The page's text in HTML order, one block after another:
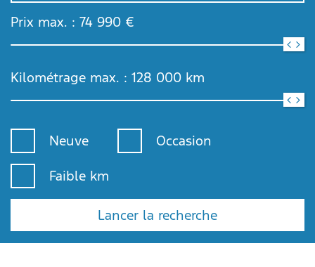
Prix max. : 74 990 €
Kilométrage max. : 128 000 km
Neuve Occasion
Faible km
Lancer la recherche